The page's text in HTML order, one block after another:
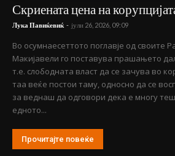
Скриената цена на
Лука Павиќевиќ - јули 26, 2026, 09:09
Во осумнаесеттото поглавје од своите
Макијавели го поставува прашањето
т.е. слободната власт да се зачува во
таа веќе постои таму, односно да се
за веднаш да одговори дека е многу
едното...
Прочитајте повеќе